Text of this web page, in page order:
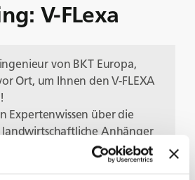
V-FLexa
von BKT Europa,
Ort, um Ihnen den V-FLEXA
Expertenwissen über die
landwirtschaftliche Anhänger
Bodenverdichtung.
der V-FLEXA ideal für den